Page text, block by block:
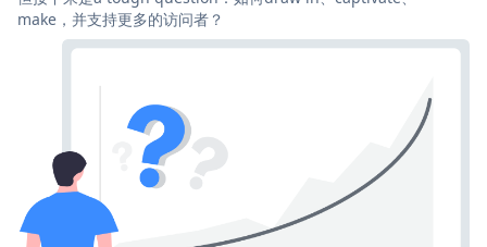
make，并支持更多的访问者？